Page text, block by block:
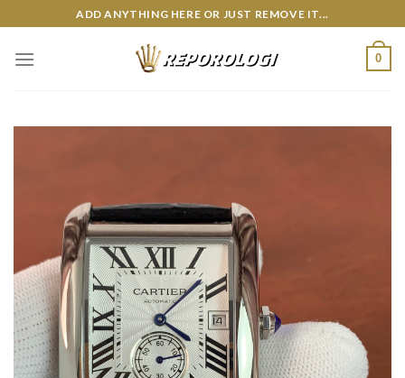
to
content
ADD ANYTHING HERE OR JUST REMOVE IT...
0